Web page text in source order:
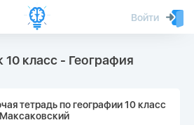
Войти
класс - География
тетрадь по географии 10 класс